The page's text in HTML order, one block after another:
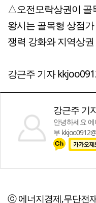
△오전모락상권이 골
왕시는 골목형 상점
쟁력 강화와 지역상
강근주 기자
강근주 기
안녕하세요
부
ⓒ 에너지경제,무단전